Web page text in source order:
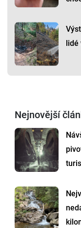
lidé
Nejnovější